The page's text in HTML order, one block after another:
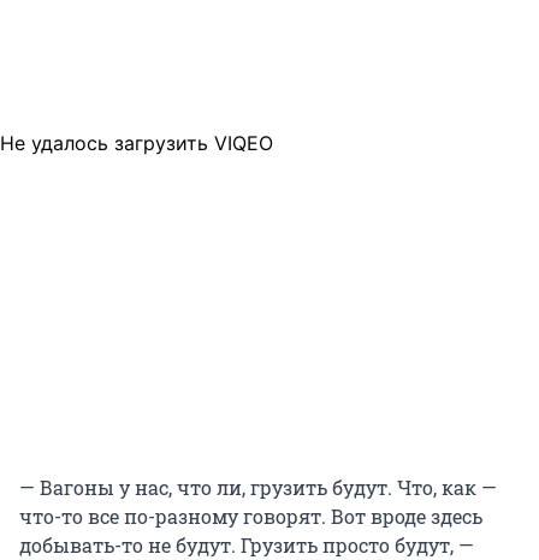
Не удалось загрузить VIQEO
— Вагоны у нас, что ли, грузить будут. Что, как —
что-то все по-разному говорят. Вот вроде здесь
добывать-то не будут. Грузить просто будут, —